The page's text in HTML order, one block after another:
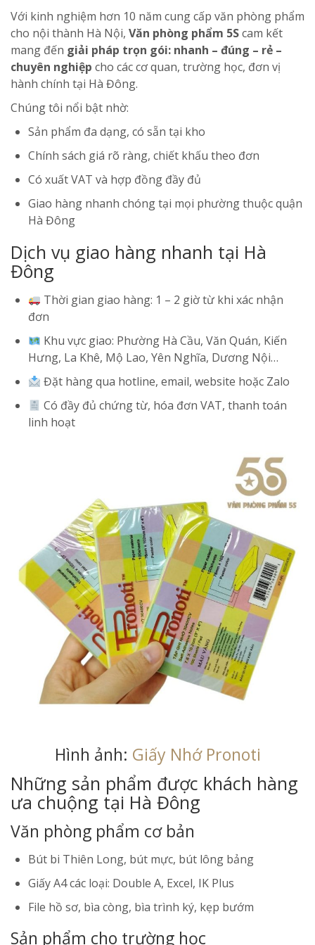
Với kinh nghiệm hơn 10 năm cung cấp văn phòng phẩm
cho nội thành Hà Nội, Văn phòng phẩm 5Scam kết
mang đến giải pháp trọn gói: nhanh – đúng – rẻ –
chuyên nghiệp cho các cơ quan, trường học, đơn vị
hành chính tại Hà Đông.
Chúng tôi nổi bật nhờ:
Sản phẩm đa dạng, có sẵn tại kho
Chính sách giá rõ ràng, chiết khấu theo đơn
Có xuất VAT và hợp đồng đầy đủ
Giao hàng nhanh chóng tại mọi phường thuộc quận
Hà Đông
Dịch vụ giao hàng nhanh tại Hà
Đông
Thời gian giao hàng: 1 – 2 giờ từ khi xác nhận
đơn
Khu vực giao: Phường Hà Cầu, Văn Quán, Kiến
Hưng, La Khê, Mộ Lao, Yên Nghĩa, Dương Nội…
Đặt hàng qua hotline, email, website hoặc Zalo
Có đầy đủ chứng từ, hóa đơn VAT, thanh toán
linh hoạt
Hình ảnh: Giấy Nhớ Pronoti
Những sản phẩm được khách hàng
ưa chuộng tại Hà Đông
Văn phòng phẩm cơ bản
Bút bi Thiên Long, bút mực, bút lông bảng
Giấy A4 các loại: Double A, Excel, IK Plus
File hồ sơ, bìa còng, bìa trình ký, kẹp bướm
Sản phẩm cho trường học